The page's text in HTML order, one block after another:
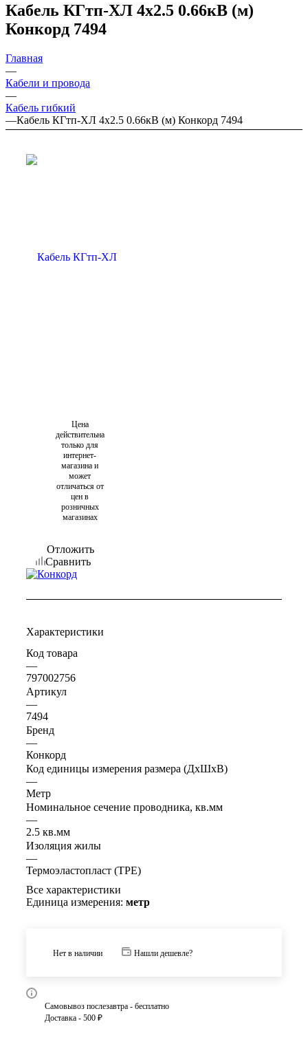
Кабель КГтп-ХЛ 4х2.5 0.66кВ (м)
Конкорд 7494
Главная
—
Кабели и провода
—
Кабель гибкий
—Кабель КГтп-ХЛ 4х2.5 0.66кВ (м) Конкорд 7494
Цена
действительна
только для
интернет-
магазина и
может
отличаться от
цен в
розничных
магазинах
Отложить
Сравнить
Характеристики
Код товара
—
797002756
Артикул
—
7494
Бренд
—
Конкорд
Код единицы измерения размера (ДхШхВ)
—
Метр
Номинальное сечение проводника, кв.мм
—
2.5 кв.мм
Изоляция жилы
—
Термоэластопласт (TPE)
Все характеристики
Единица измерения: метр
Нет в наличии Нашли дешевле?
Самовывоз послезавтра - бесплатно
Доставка - 500 ₽